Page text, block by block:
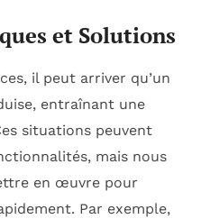
et Solutions
il peut arriver qu’un
entraînant une
situations peuvent
mais nous
en œuvre pour
Par exemple,